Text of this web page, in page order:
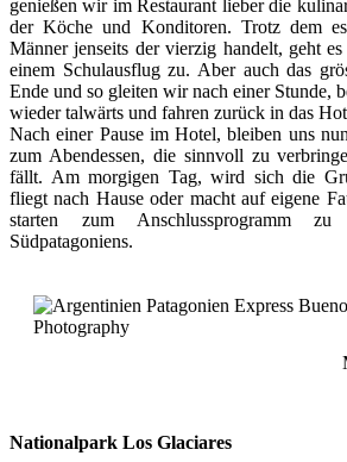
genießen wir im Restaurant lieber die
der Köche und Konditoren. Trotz dem
Männer jenseits der vierzig handelt, geht
einem Schulausflug zu. Aber auch das
Ende und so gleiten wir nach einer Stunde,
wieder talwärts und fahren zurück in das
Nach einer Pause im Hotel, bleiben uns
zum Abendessen, die sinnvoll zu
fällt. Am morgigen Tag, wird sich die
fliegt nach Hause oder macht auf eigene
starten zum Anschlussprogramm zu
Südpatagoniens.
Nationalpark Los Glaciares